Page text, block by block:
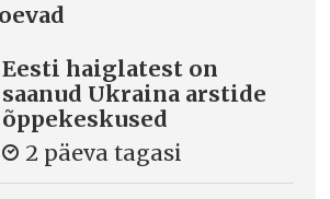
Eesti haiglatest on
saanud Ukraina arstide
õppekeskused
2 päeva tagasi